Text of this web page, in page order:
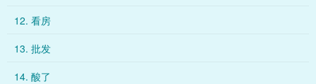
12. 看房
13. 批发
14. 酸了